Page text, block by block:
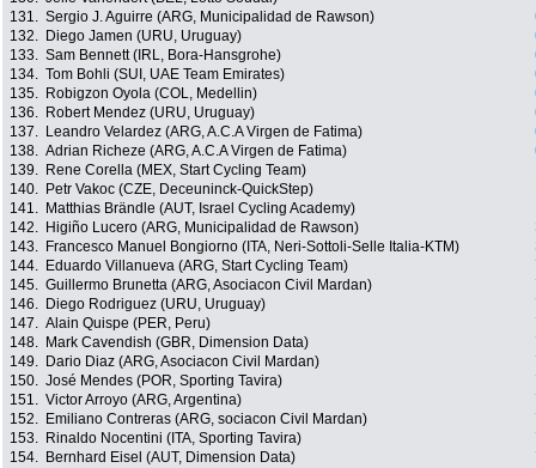
131. Sergio J. Aguirre (ARG, Municipalidad de Rawson)
132.
Diego Jamen (URU, Uruguay)
133. Sam Bennett (IRL, Bora-Hansgrohe)
134. Tom Bohli (SUI, UAE Team Emirates)
135.
Robigzon Oyola (COL, Medellin)
136.
Robert Mendez (URU, Uruguay)
137.
Leandro Velardez (ARG, A.C.A Virgen de Fatima)
138. Adrian Richeze (ARG, A.C.A Virgen de Fatima)
139.
Rene Corella (MEX, Start Cycling Team)
140.
Petr Vakoc (CZE, Deceuninck-QuickStep)
141.
Matthias Brändle (AUT, Israel Cycling Academy)
142.
Higiño Lucero (ARG, Municipalidad de Rawson)
143.
Francesco Manuel Bongiorno (ITA, Neri-Sottoli-Selle Italia-KTM)
144.
Eduardo Villanueva (ARG, Start Cycling Team)
145. Guillermo Brunetta (ARG, Asociacon Civil Mardan)
146.
Diego Rodriguez (URU, Uruguay)
147. Alain Quispe (PER, Peru)
148.
Mark Cavendish (GBR, Dimension Data)
149.
Dario Diaz (ARG, Asociacon Civil Mardan)
150. José Mendes (POR, Sporting Tavira)
151. Victor Arroyo (ARG, Argentina)
152.
Emiliano Contreras (ARG, sociacon Civil Mardan)
153.
Rinaldo Nocentini (ITA, Sporting Tavira)
154.
Bernhard Eisel (AUT, Dimension Data)